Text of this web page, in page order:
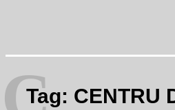
Tag: CENTRU